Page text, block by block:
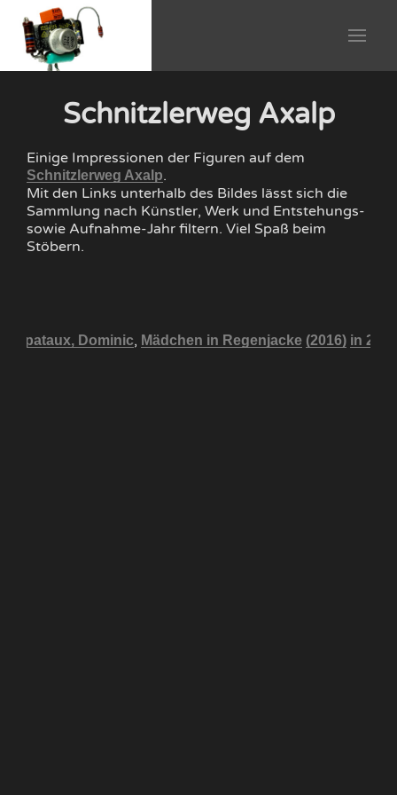
Schnitzlerweg Axalp
Einige Impressionen der Figuren auf dem
Schnitzlerweg Axalp.
Mit den Links unterhalb des Bildes lässt sich die
Sammlung nach Künstler, Werk und Entstehungs-
sowie Aufnahme-Jahr filtern. Viel Spaß beim
Stöbern.
Corpataux, Dominic, Mädchen in Regenjacke (2016) in 2016